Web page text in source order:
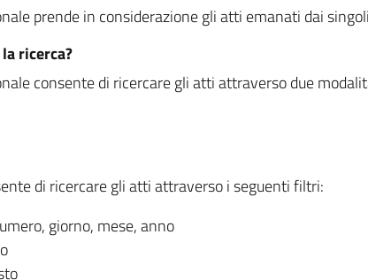
prende in considerazione gli atti emanati dai
ricerca?
consente di ricercare gli atti attraverso due
di ricercare gli atti attraverso i seguenti filtri:
giorno, mese, anno